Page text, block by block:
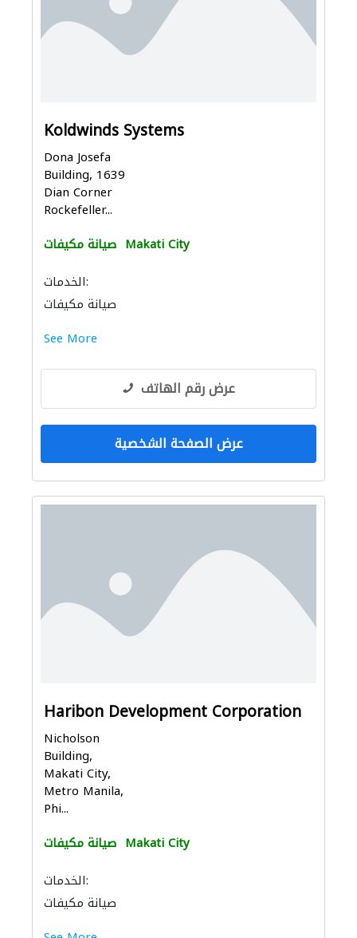
Koldwinds Systems
Dona Josefa
Building, 1639
Dian Corner
Rockefeller...
صيانة مكيفات Makati City
الخدمات:
صيانة مكيفات
See More
عرض رقم الهاتف
عرض الصفحة الشخصية
Haribon Development Corporation
Nicholson
Building,
Makati City,
Metro Manila,
Phi...
صيانة مكيفات Makati City
الخدمات:
صيانة مكيفات